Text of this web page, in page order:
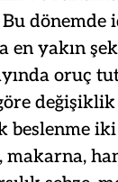
dönemde
en yakın
oruç
değişiklik
beslenme
makarna,